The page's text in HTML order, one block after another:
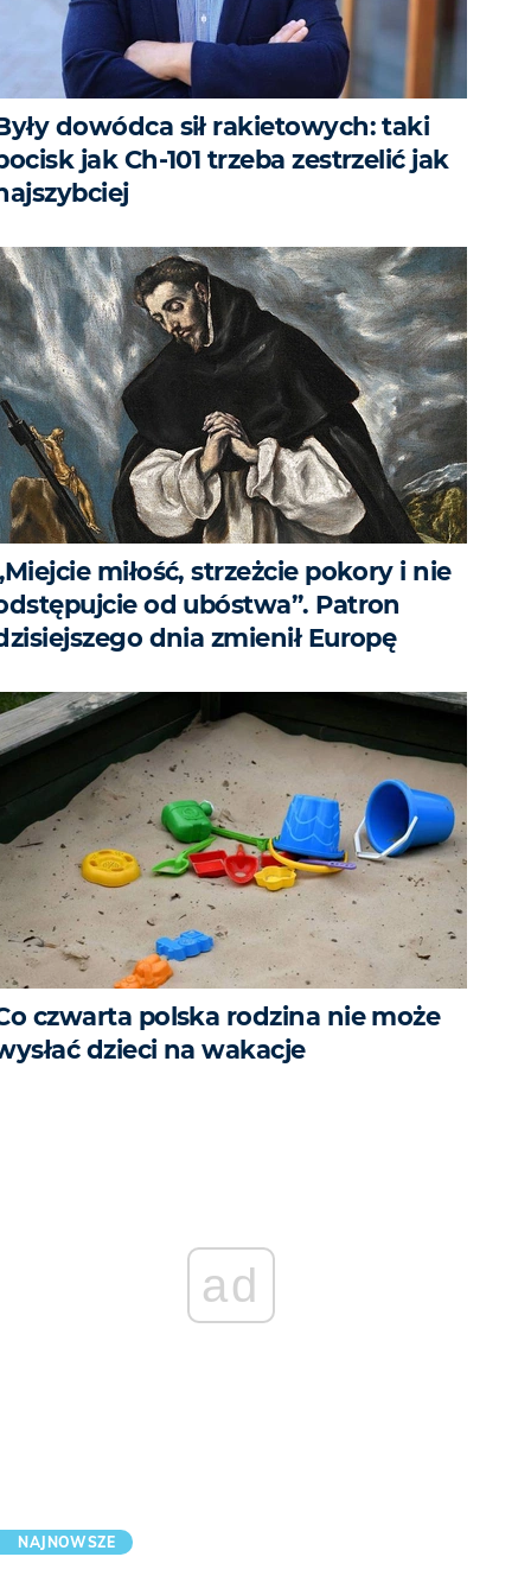
dowódca sił rakietowych: taki
jak Ch-101 trzeba zestrzelić jak
miłość, strzeżcie pokory i nie
od ubóstwa”. Patron
dnia zmienił Europę
czwarta polska rodzina nie może
dzieci na wakacje
ad
NAJNOWSZE